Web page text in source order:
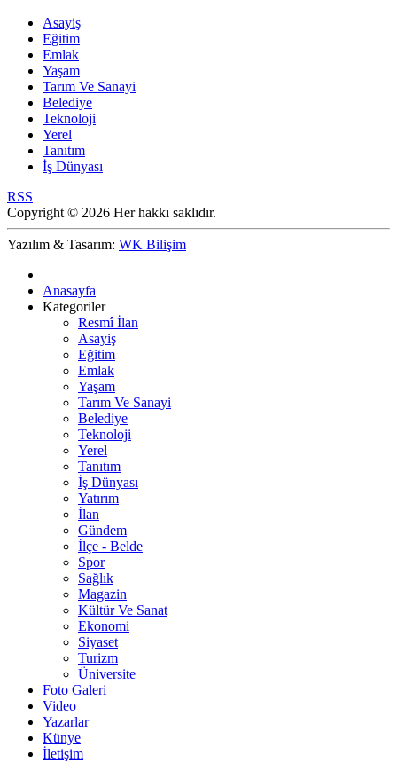
Asayiş
Eğitim
Emlak
Yaşam
Tarım Ve Sanayi
Belediye
Teknoloji
Yerel
Tanıtım
İş Dünyası
RSS
Copyright © 2026 Her hakkı saklıdır.
Yazılım & Tasarım: WK Bilişim
Anasayfa
Kategoriler
Resmî İlan
Asayiş
Eğitim
Emlak
Yaşam
Tarım Ve Sanayi
Belediye
Teknoloji
Yerel
Tanıtım
İş Dünyası
Yatırım
İlan
Gündem
İlçe - Belde
Spor
Sağlık
Magazin
Kültür Ve Sanat
Ekonomi
Siyaset
Turizm
Üniversite
Foto Galeri
Video
Yazarlar
Künye
İletişim